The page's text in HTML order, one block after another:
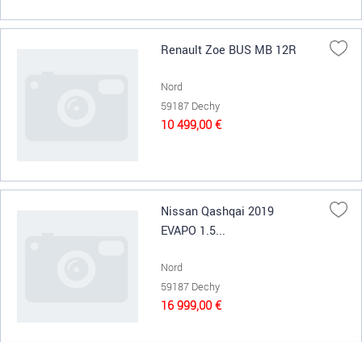
Renault Zoe BUS MB 12R
Nord
59187 Dechy
10 499,00 €
Nissan Qashqai 2019
EVAPO 1.5...
Nord
59187 Dechy
16 999,00 €